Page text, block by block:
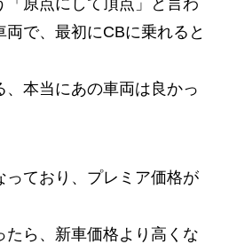
「原点にして頂点」と言わ
で、最初にCBに乗れると
本当にあの車両は良かっ
っており、プレミア価格が
たら、新車価格より高くな